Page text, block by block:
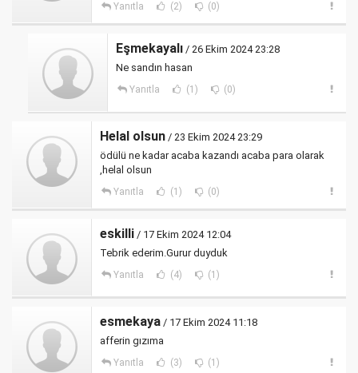
Yanıtla (2) (0)
Eşmekayalı / 26 Ekim 2024 23:28
Ne sandın hasan
Yanıtla (1) (0)
Helal olsun / 23 Ekim 2024 23:29
ödülü ne kadar acaba kazandı acaba para olarak
,helal olsun
Yanıtla (1) (0)
eskilli / 17 Ekim 2024 12:04
Tebrik ederim.Gurur duyduk
Yanıtla (4) (1)
esmekaya / 17 Ekim 2024 11:18
afferin gızıma
Yanıtla (3) (1)